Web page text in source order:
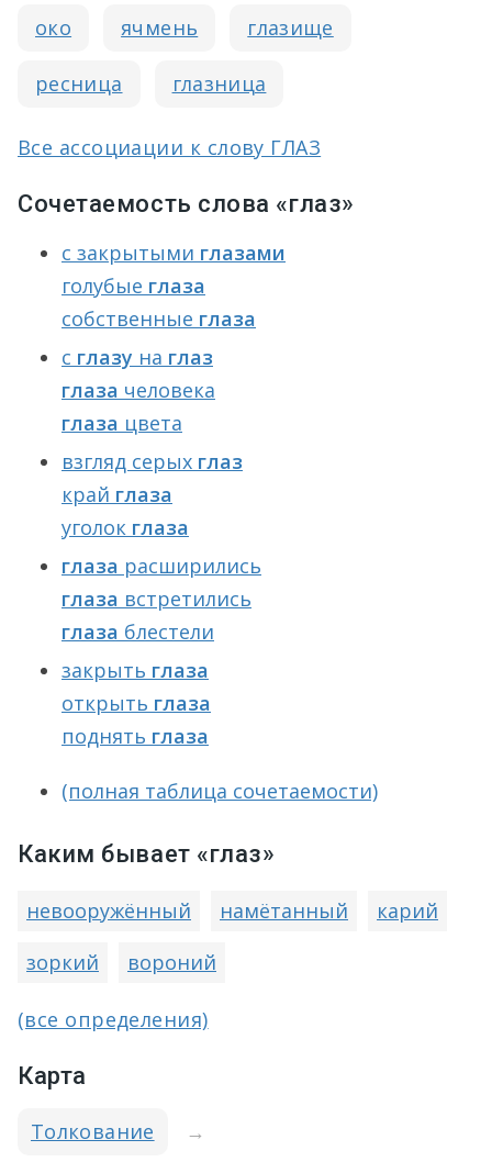
око ячмень глазище
ресница глазница
Все ассоциации к слову ГЛАЗ
Сочетаемость слова «глаз»
с закрытыми глазами
голубые глаза
собственные глаза
с глазу на глаз
глаза человека
глаза цвета
взгляд серых глаз
край глаза
уголок глаза
глаза расширились
глаза встретились
глаза блестели
закрыть глаза
открыть глаза
поднять глаза
(полная таблица сочетаемости)
Каким бывает «глаз»
невооружённый намётанный
карий
зоркий
вороний
(все определения)
Карта
Толкование →